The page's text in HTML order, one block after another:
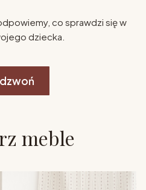
co sprawdzi się w
dziecka.
meble